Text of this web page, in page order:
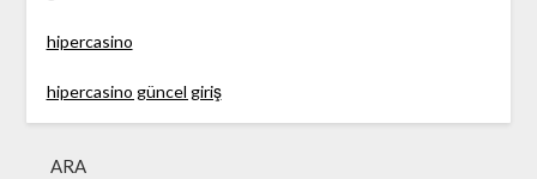
hipercasino
hipercasino güncel giriş
ARA